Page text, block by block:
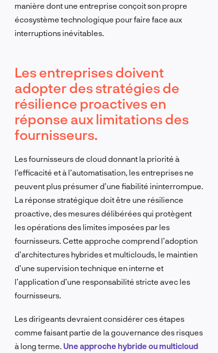
manière dont une entreprise conçoit son propre
écosystème technologique pour faire face aux
interruptions inévitables.
Les entreprises doivent
adopter des stratégies de
résilience proactives en
réponse aux limitations des
fournisseurs.
Les fournisseurs de cloud donnant la priorité à
l’efficacité et à l’automatisation, les entreprises ne
peuvent plus présumer d’une fiabilité ininterrompue.
La réponse stratégique doit être une résilience
proactive, des mesures délibérées qui protègent
les opérations des limites imposées par les
fournisseurs. Cette approche comprend l’adoption
d’architectures hybrides et multiclouds, le maintien
d’une supervision technique en interne et
l’application d’une responsabilité stricte avec les
fournisseurs.
Les dirigeants devraient considérer ces étapes
comme faisant partie de la gouvernance des risques
à long terme. Une approche hybride ou multicloud